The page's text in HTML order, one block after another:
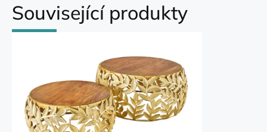
Související produkty